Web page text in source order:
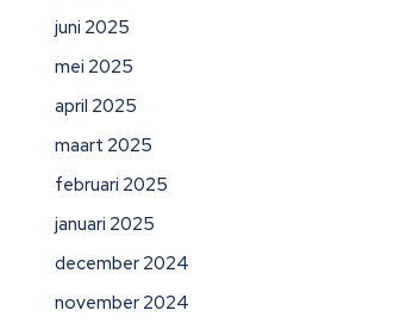
juni 2025
mei 2025
april 2025
maart 2025
februari 2025
januari 2025
december 2024
november 2024